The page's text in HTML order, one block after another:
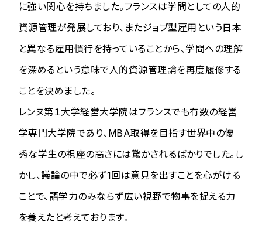
に強い関心を持ちました。フランスは学問としての人的
資源管理が発展しており、またジョブ型雇用という日本
と異なる雇用慣行を持っていることから、学問への理解
を深めるという意味で人的資源管理論を再度履修する
ことを決めました。
レンヌ第１大学経営大学院はフランスでも有数の経営
学専門大学院であり、MBA取得を目指す世界中の優
秀な学生の視座の高さには驚かされるばかりでした。し
かし、議論の中で必ず1回は意見を出すことを心がける
ことで、語学力のみならず広い視野で物事を捉える力
を養えたと考えております。